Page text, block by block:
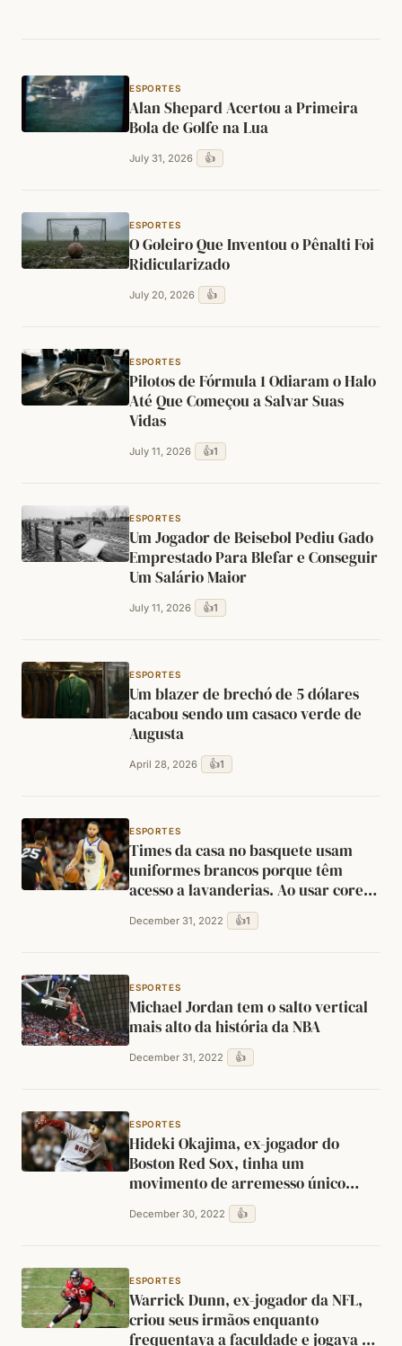
ESPORTES
Alan Shepard Acertou a Primeira
Bola de Golfe na Lua
July 31, 2026 👍
ESPORTES
O Goleiro Que Inventou o Pênalti Foi
Ridicularizado
July 20, 2026 👍
ESPORTES
Pilotos de Fórmula 1 Odiaram o Halo
Até Que Começou a Salvar Suas
Vidas
July 11, 2026 👍1
ESPORTES
Um Jogador de Beisebol Pediu Gado
Emprestado Para Blefar e Conseguir
Um Salário Maior
July 11, 2026 👍1
ESPORTES
Um blazer de brechó de 5 dólares
acabou sendo um casaco verde de
Augusta
April 28, 2026 👍1
ESPORTES
Times da casa no basquete usam
uniformes brancos porque têm
acesso a lavanderias. Ao usar cores
escuras, o time visitante conseguiu
esconder manchas.
December 31, 2022 👍1
ESPORTES
Michael Jordan tem o salto vertical
mais alto da história da NBA
December 31, 2022 👍
ESPORTES
Hideki Okajima, ex-jogador do
Boston Red Sox, tinha um
movimento de arremesso único
inspirado em um personagem do
mangá "Ace!" de Yoishi Takashi
December 30, 2022 👍
ESPORTES
Warrick Dunn, ex-jogador da NFL,
criou seus irmãos enquanto
frequentava a faculdade e jogava na